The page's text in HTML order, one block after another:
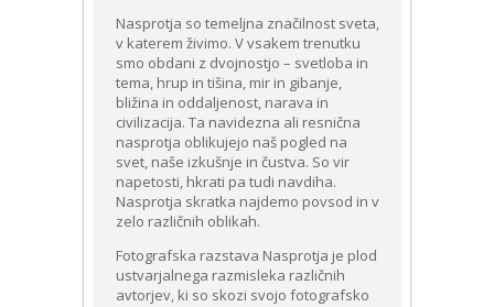
Nasprotja so temeljna značilnost sveta,
v katerem živimo. V vsakem trenutku
smo obdani z dvojnostjo – svetloba in
tema, hrup in tišina, mir in gibanje,
bližina in oddaljenost, narava in
civilizacija. Ta navidezna ali resnična
nasprotja oblikujejo naš pogled na
svet, naše izkušnje in čustva. So vir
napetosti, hkrati pa tudi navdiha.
Nasprotja skratka najdemo povsod in v
zelo različnih oblikah.
Fotografska razstava Nasprotja je plod
ustvarjalnega razmisleka različnih
avtorjev, ki so skozi svojo fotografsko